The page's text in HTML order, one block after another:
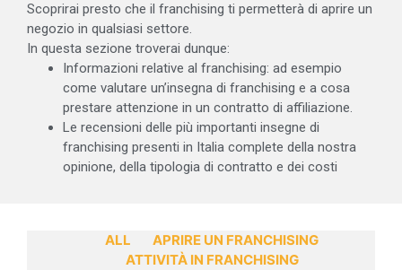
Scoprirai presto che il franchising ti permetterà di aprire un
negozio in qualsiasi settore.
In questa sezione troverai dunque:
Informazioni relative al franchising: ad esempio
come valutare un’insegna di franchising e a cosa
prestare attenzione in un contratto di affiliazione.
Le recensioni delle più importanti insegne di
franchising presenti in Italia complete della nostra
opinione, della tipologia di contratto e dei costi
ALL
APRIRE UN FRANCHISING
ATTIVITÀ IN FRANCHISING